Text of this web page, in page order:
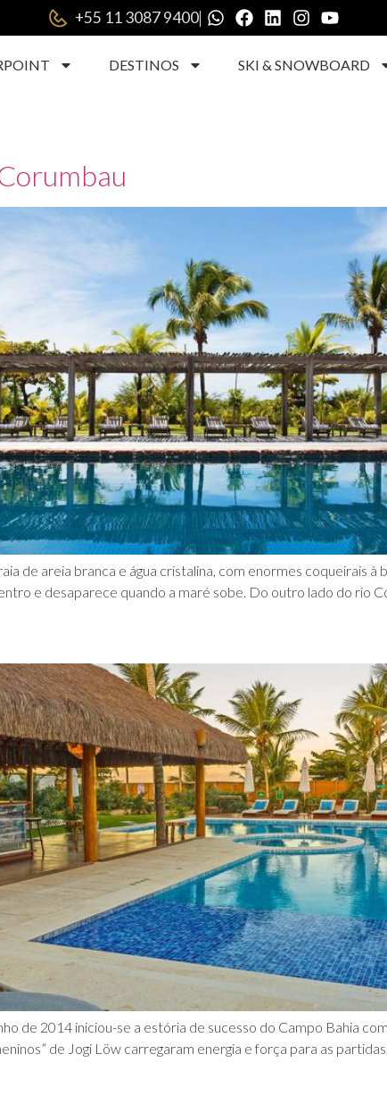
+55 11 3087 9400|
DESTINOS SKI & SNOWBOARD
de areia branca e água cristalina, com enormes coqueirais à
e desaparece quando a maré sobe. Do outro lado do rio
de 2014 iniciou-se a estória de sucesso do Campo Bahia
de Jogi Löw carregaram energia e força para as